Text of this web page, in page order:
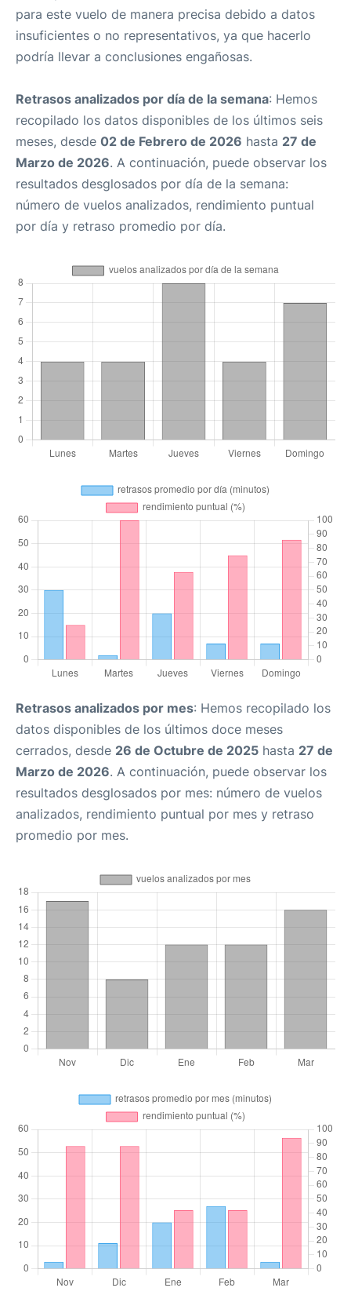
para este vuelo de manera precisa debido a datos
insuficientes o no representativos, ya que hacerlo
podría llevar a conclusiones engañosas.
Retrasos analizados por día de la semana: Hemos
recopilado los datos disponibles de los últimos seis
meses, desde 02 de Febrero de 2026 hasta 27 de
Marzo de 2026. A continuación, puede observar los
resultados desglosados por día de la semana:
número de vuelos analizados, rendimiento puntual
por día y retraso promedio por día.
Retrasos analizados por mes: Hemos recopilado los
datos disponibles de los últimos doce meses
cerrados, desde 26 de Octubre de 2025 hasta 27 de
Marzo de 2026. A continuación, puede observar los
resultados desglosados por mes: número de vuelos
analizados, rendimiento puntual por mes y retraso
promedio por mes.